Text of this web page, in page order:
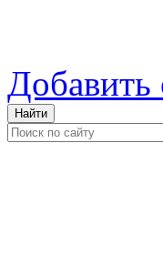
Добавить